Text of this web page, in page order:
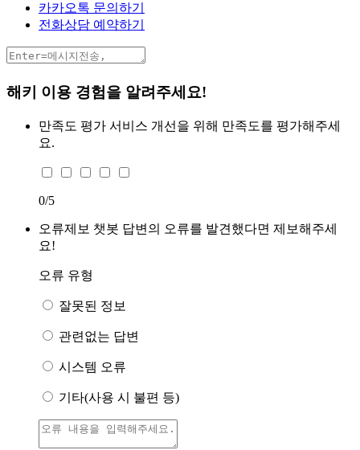
카카오톡 문의하기
전화상담 예약하기
해키 이용 경험을 알려주세요!
만족도 평가 서비스 개선을 위해 만족도를 평가해주세
요.
0/5
오류제보 챗봇 답변의 오류를 발견했다면 제보해주세
요!
오류 유형
잘못된 정보
관련없는 답변
시스템 오류
기타(사용 시 불편 등)